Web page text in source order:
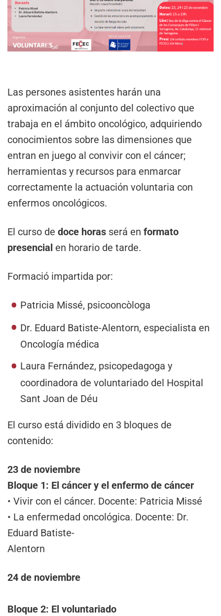
Las persones asistentes harán una
aproximación al conjunto del colectivo que
trabaja en el ámbito oncológico, adquiriendo
conocimientos sobre las dimensiones que
entran en juego al convivir con el cáncer;
herramientas y recursos para enmarcar
correctamente la actuación voluntaria con
enfermos oncológicos.
El curso de doce horas será en formato
presencial en horario de tarde.
Formació impartida por:
Patricia Missé, psicooncòloga
Dr. Eduard Batiste-Alentorn, especialista en
Oncología médica
Laura Fernández, psicopedagoga y
coordinadora de voluntariado del Hospital
Sant Joan de Déu
El curso está dividido en 3 bloques de
contenido:
23 de noviembre
Bloque 1: El cáncer y el enfermo de cáncer
• Vivir con el cáncer. Docente: Patricia Missé
• La enfermedad oncológica. Docente: Dr.
Eduard Batiste-
Alentorn
24 de noviembre
Bloque 2: El voluntariado